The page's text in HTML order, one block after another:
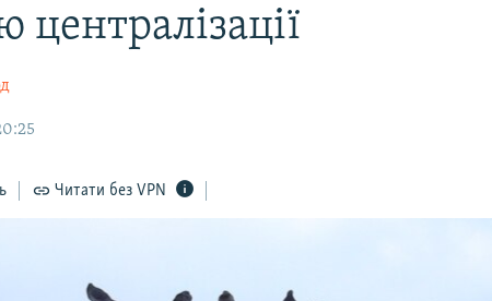
централізації
Читати без VPN